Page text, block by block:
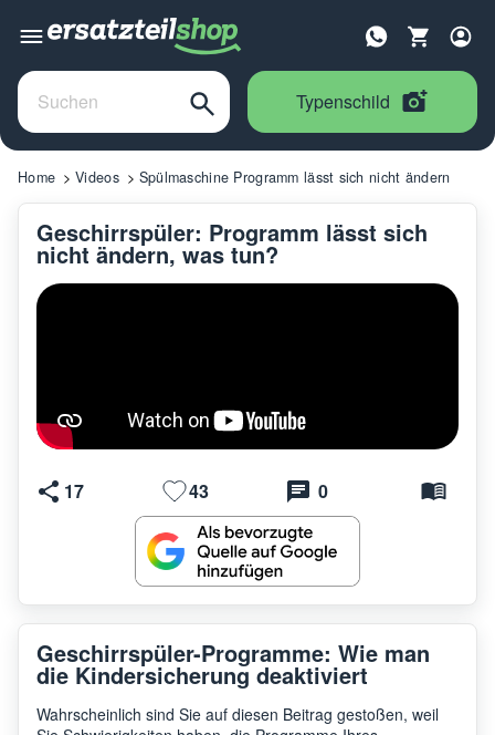
Typenschild
Home Videos Spülmaschine Programm lässt sich nicht ändern
Geschirrspüler: Programm lässt sich
nicht ändern, was tun?
17 43 0
Geschirrspüler-Programme: Wie man
die Kindersicherung deaktiviert
Wahrscheinlich sind Sie auf diesen Beitrag gestoßen, weil